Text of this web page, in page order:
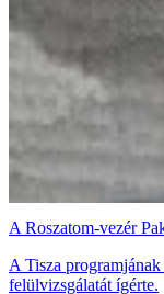
A Roszatom-vezér
A Tisza
felülvizsgálatát ígérte.